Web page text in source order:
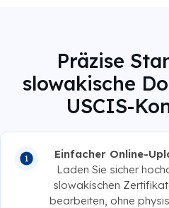
Präzise
slowakische
USCIS-
Einfacher Online-
Laden Sie sicher
slowakischen
bearbeiten, ohne